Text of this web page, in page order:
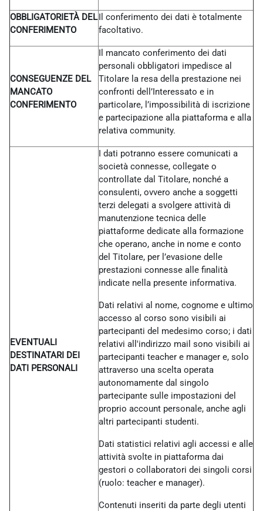
OBBLIGATORIETÀ DEL
CONFERIMENTO
Il conferimento dei dati è totalmente
facoltativo.
CONSEGUENZE DEL
MANCATO
CONFERIMENTO
Il mancato conferimento dei dati
personali obbligatori impedisce al
Titolare la resa della prestazione nei
confronti dell’Interessato e in
particolare, l’impossibilità di iscrizione
e partecipazione alla piattaforma e alla
relativa community.
EVENTUALI
DESTINATARI DEI
DATI PERSONALI
I dati potranno essere comunicati a
società connesse, collegate o
controllate dal Titolare, nonché a
consulenti, ovvero anche a soggetti
terzi delegati a svolgere attività di
manutenzione tecnica delle
piattaforme dedicate alla formazione
che operano, anche in nome e conto
del Titolare, per l’evasione delle
prestazioni connesse alle finalità
indicate nella presente informativa.
Dati relativi al nome, cognome e ultimo
accesso al corso sono visibili ai
partecipanti del medesimo corso; i dati
relativi all'indirizzo mail sono visibili ai
partecipanti teacher e manager e, solo
attraverso una scelta operata
autonomamente dal singolo
partecipante sulle impostazioni del
proprio account personale, anche agli
altri partecipanti studenti.
Dati statistici relativi agli accessi e alle
attività svolte in piattaforma dai
gestori o collaboratori dei singoli corsi
(ruolo: teacher e manager).
Contenuti inseriti da parte degli utenti